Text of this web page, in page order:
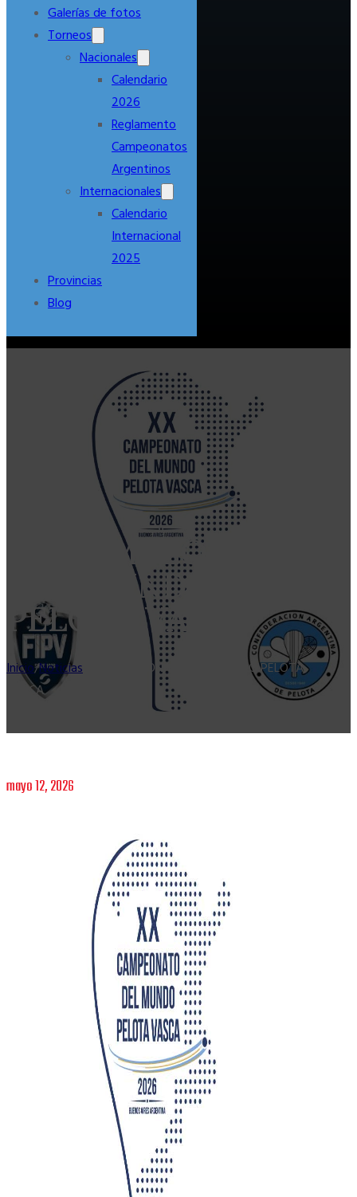
Galerías de fotos
Torneos
Nacionales
Calendario
2026
Reglamento
Campeonatos
Argentinos
Internacionales
Calendario
Internacional
2025
Provincias
Blog
XX CAMPEONATO
DEL MUNDO
PELOTA VASCA
Inicio/Noticias
XX CAMPEONATO DEL MUNDO PELOTA
VASCA
mayo 12, 2026